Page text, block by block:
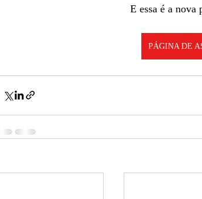
E essa é a nova
PÁGINA DE